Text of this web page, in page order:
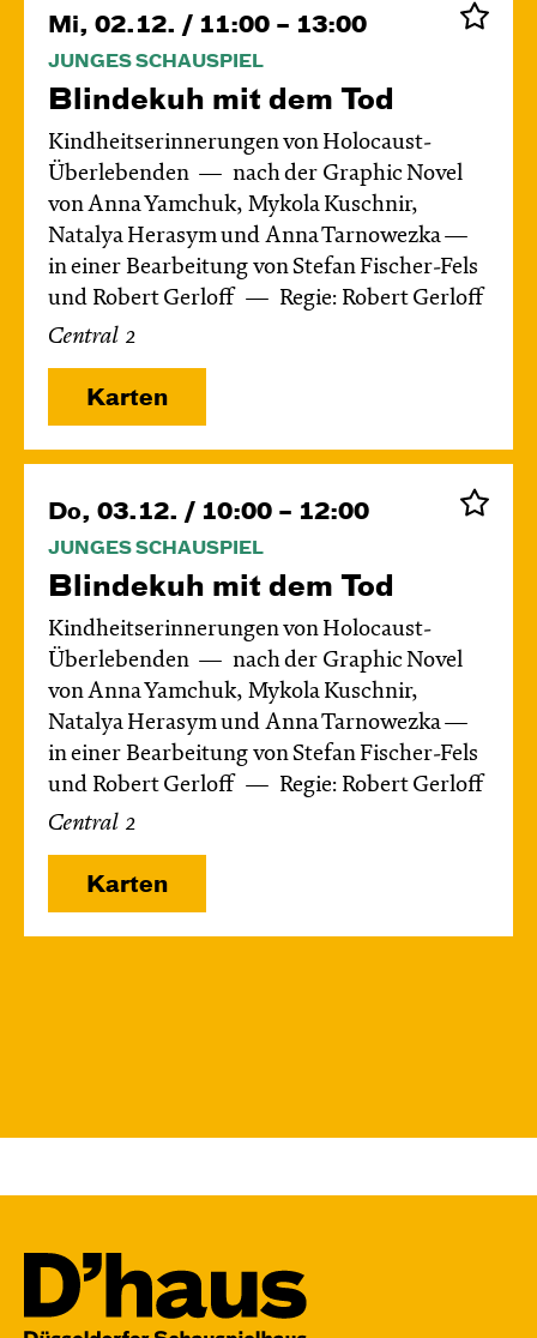
Mi, 02.12. / 11:00 – 13:00
JUNGES SCHAUSPIEL
Blinde­kuh mit dem Tod
Kindheitserinnerungen von Holocaust-
Überlebenden
nach der Graphic Novel
von Anna Yamchuk, Mykola Kuschnir,
Natalya Herasym und Anna Tarnowezka —
in einer Bearbeitung von Stefan Fischer-Fels
und Robert Gerloff
Regie: Robert Gerloff
Central 2
Karten
Do, 03.12. / 10:00 – 12:00
JUNGES SCHAUSPIEL
Blinde­kuh mit dem Tod
Kindheitserinnerungen von Holocaust-
Überlebenden
nach der Graphic Novel
von Anna Yamchuk, Mykola Kuschnir,
Natalya Herasym und Anna Tarnowezka —
in einer Bearbeitung von Stefan Fischer-Fels
und Robert Gerloff
Regie: Robert Gerloff
Central 2
Karten